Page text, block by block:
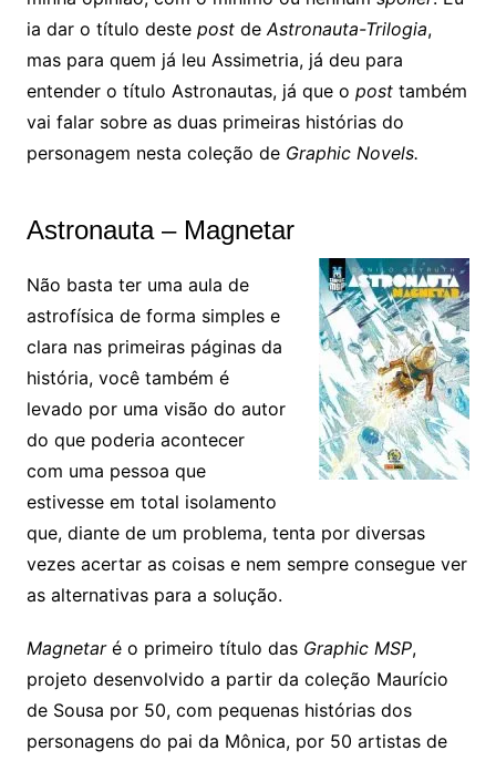
ia dar o título deste postdeAstronauta-Trilogia,
mas para quem já leu Assimetria, já deu para
entender o título Astronautas, já que o posttambém
vai falar sobre as duas primeiras histórias do
personagem nesta coleção de Graphic Novels.
Astronauta – Magnetar
Não basta ter uma aula de
astrofísica de forma simples e
clara nas primeiras páginas da
história, você também é
levado por uma visão do autor
do que poderia acontecer
com uma pessoa que
estivesse em total isolamento
que, diante de um problema, tenta por diversas
vezes acertar as coisas e nem sempre consegue ver
as alternativas para a solução.
Magnetaré o primeiro título das Graphic MSP,
projeto desenvolvido a partir da coleção Maurício
de Sousa por 50, com pequenas histórias dos
personagens do pai da Mônica, por 50 artistas de